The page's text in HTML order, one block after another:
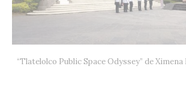
“Tlatelolco Public Space Odyssey” de